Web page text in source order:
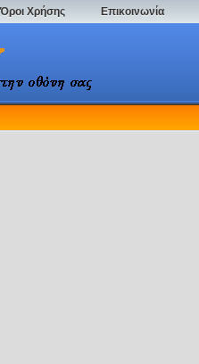
Όροι Χρήσης Επικοινωνία